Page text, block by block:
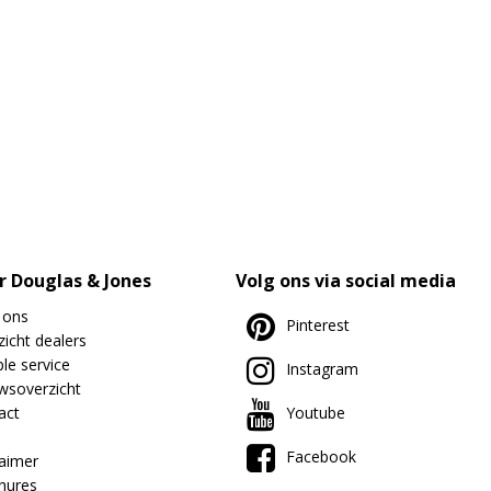
Douglas & Jones
dealers
service
Volg ons via social media
Pinterest
Instagram
Youtube
Facebook